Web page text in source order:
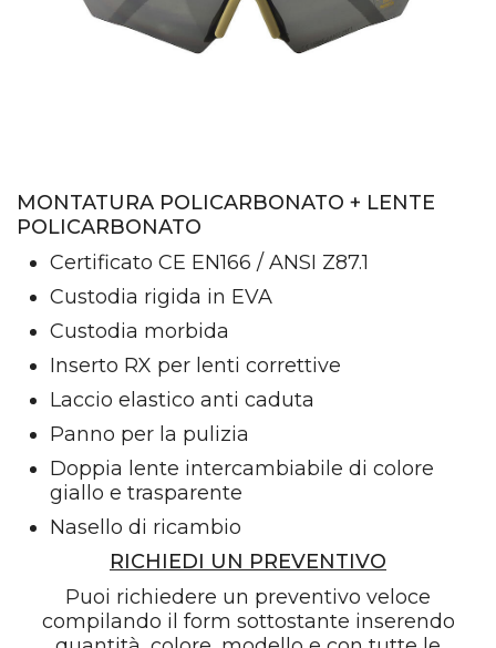
MONTATURA POLICARBONATO + LENTE
POLICARBONATO
Certificato CE EN166 / ANSI Z87.1
Custodia rigida in EVA
Custodia morbida
Inserto RX per lenti correttive
Laccio elastico anti caduta
Panno per la pulizia
Doppia lente intercambiabile di colore
giallo e trasparente
Nasello di ricambio
RICHIEDI UN PREVENTIVO
Puoi richiedere un preventivo veloce
compilando il form sottostante inserendo